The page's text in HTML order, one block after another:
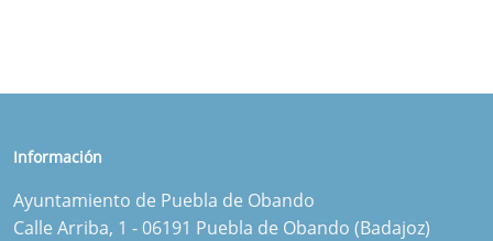
Información
Ayuntamiento de Puebla de Obando
Calle Arriba, 1 - 06191 Puebla de Obando (Badajoz)